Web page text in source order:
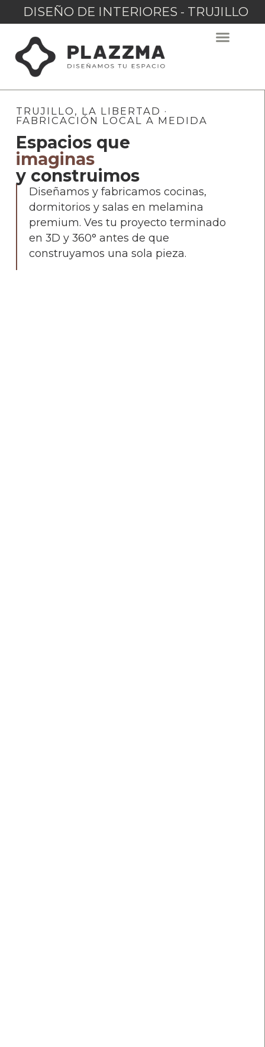
DISEÑO DE INTERIORES - TRUJILLO
TRUJILLO, LA LIBERTAD ·
FABRICACIÓN LOCAL A MEDIDA
Espacios que
imaginas
y construimos
Diseñamos y fabricamos cocinas,
dormitorios y salas en melamina
premium. Ves tu proyecto terminado
en 3D y 360° antes de que
construyamos una sola pieza.